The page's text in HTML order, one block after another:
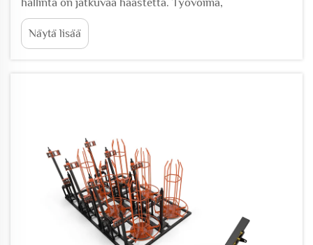
materiaalihävikki, energiankulutus ja laitteiston
käyttökatkokset kuuluvat merkittävimpiin
kustannusajureihin missä tahansa työmaalla tai
Näytä lisää